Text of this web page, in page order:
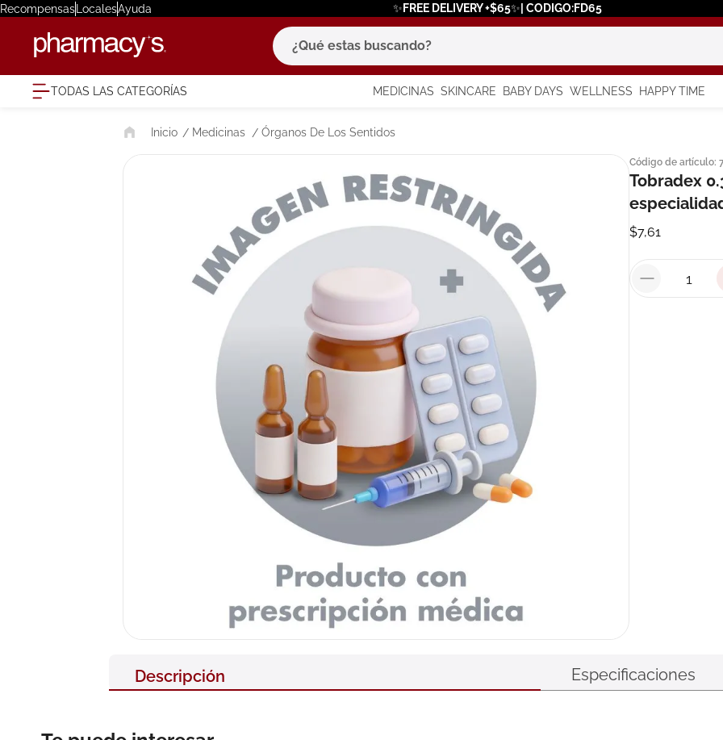
RecompensasLocalesAyuda ✨FREE DELIVERY +$65✨| CODIGO:FD65
¿Qué estas buscando?
TODAS LAS CATEGORÍAS MEDICINAS SKINCARE BABY DAYS WELLNESS HAPPY TIME
Medicinas Órganos De Los Sentidos
Código de artículo:
Tobradex
$7,61
Descripción Especificaciones
términos más buscados
1 . eucerin
3. bioderma
7.
. roche posay
9. megacistin
10 pañales